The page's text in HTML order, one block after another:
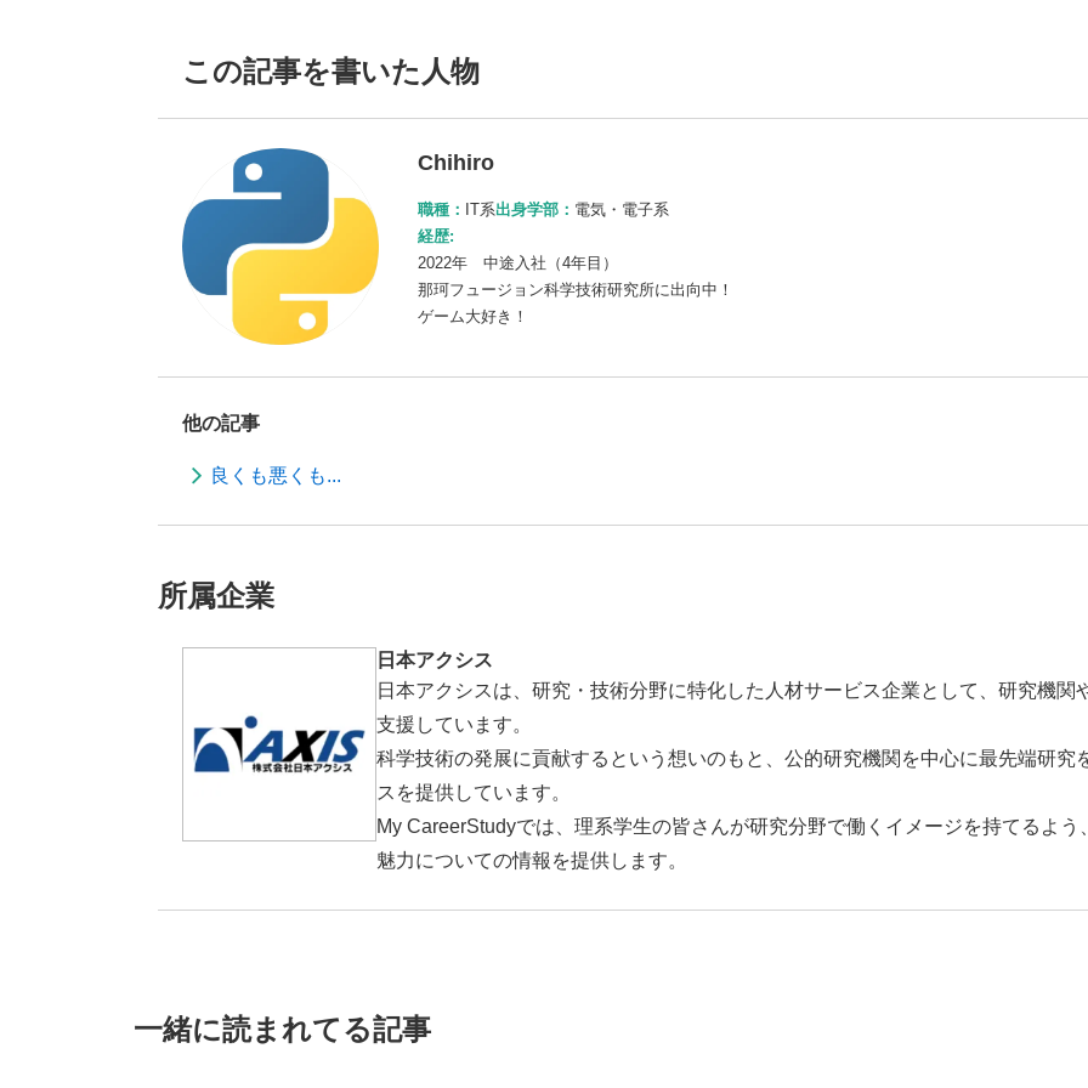
この記事を書いた人物
Chihiro
職種： IT系出身学部： 電気・電子系
経歴:
2022年 中途入社（4年目）
那珂フュージョン科学技術研究所に出向中！
ゲーム大好き！
他の記事
良くも悪くも...
所属企業
日本アクシス
日本アクシスは、研究・技術分野に特化した人材サービス企業として、研究機関
支援しています。
科学技術の発展に貢献するという想いのもと、公的研究機関を中心に最先端研究
スを提供しています。
My CareerStudyでは、理系学生の皆さんが研究分野で働くイメージを持てるよう
魅力についての情報を提供します。
一緒に読まれてる記事